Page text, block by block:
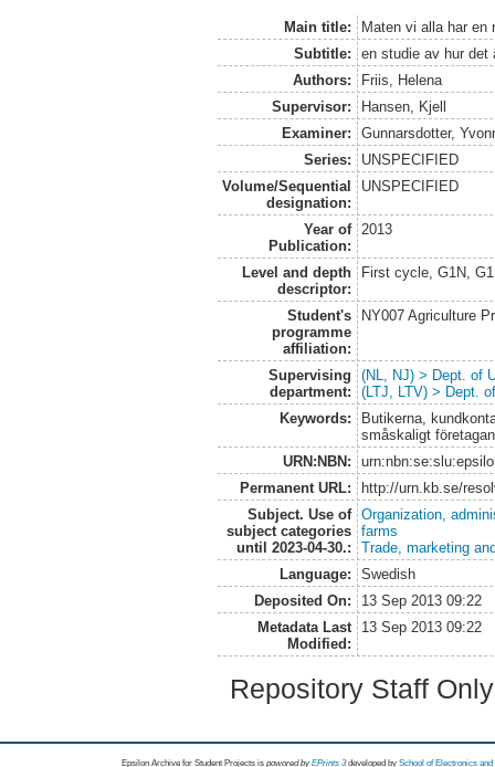
Main title:
Maten vi alla har en
Subtitle:
en studie av hur det
Authors:
Friis, Helena
Supervisor:
Hansen, Kjell
Examiner:
Gunnarsdotter,
Series:
UNSPECIFIED
Volume/Sequential
designation:
UNSPECIFIED
Year of
Publication:
2013
Level and depth
descriptor:
First cycle, G1N,
Student's
programme
affiliation:
NY007 Agriculture
Supervising
department:
(NL, NJ) > Dept. of
(LTJ, LTV) > Dept.
Keywords:
Butikerna,
småskaligt
URN:NBN:
Permanent URL:
http://urn.kb.se/
Subject. Use of
subject categories
until 2023-04-30.:
Organization,
farms
Trade, marketing
Language:
Swedish
Deposited On:
13 Sep 2013 09:22
Metadata Last
Modified:
13 Sep 2013 09:22
Repository Staff
Epsilon Archive for Student Projects is powored byEPrints 3 developed by School of Electronics